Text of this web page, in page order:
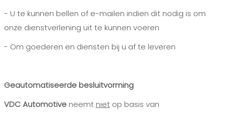
- U te kunnen bellen of e-mailen indien dit nodig is om
onze dienstverlening uit te kunnen voeren
- Om goederen en diensten bij u af te leveren
Geautomatiseerde besluitvorming
VDC Automotiveneemt nietop basis van